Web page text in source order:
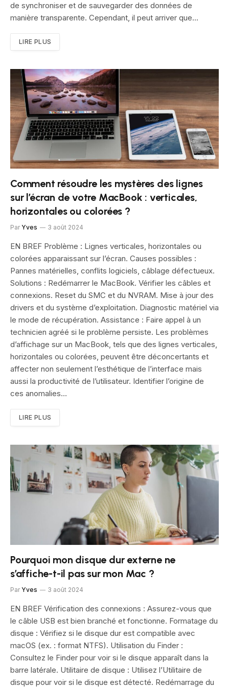
de synchroniser et de sauvegarder des données de
manière transparente. Cependant, il peut arriver que…
LIRE PLUS
Comment résoudre les mystères des lignes
sur l’écran de votre MacBook : verticales,
horizontales ou colorées ?
Par Yves 3 août 2024
EN BREF Problème : Lignes verticales, horizontales ou
colorées apparaissant sur l’écran. Causes possibles :
Pannes matérielles, conflits logiciels, câblage défectueux.
Solutions : Redémarrer le MacBook. Vérifier les câbles et
connexions. Reset du SMC et du NVRAM. Mise à jour des
drivers et du système d’exploitation. Diagnostic matériel via
le mode de récupération. Assistance : Faire appel à un
technicien agréé si le problème persiste. Les problèmes
d’affichage sur un MacBook, tels que des lignes verticales,
horizontales ou colorées, peuvent être déconcertants et
affecter non seulement l’esthétique de l’interface mais
aussi la productivité de l’utilisateur. Identifier l’origine de
ces anomalies…
LIRE PLUS
Pourquoi mon disque dur externe ne
s’affiche-t-il pas sur mon Mac ?
Par Yves 3 août 2024
EN BREF Vérification des connexions : Assurez-vous que
le câble USB est bien branché et fonctionne. Formatage du
disque : Vérifiez si le disque dur est compatible avec
macOS (ex. : format NTFS). Utilisation du Finder :
Consultez le Finder pour voir si le disque apparaît dans la
barre latérale. Utilitaire de disque : Utilisez l’Utilitaire de
disque pour voir si le disque est détecté. Redémarrage du